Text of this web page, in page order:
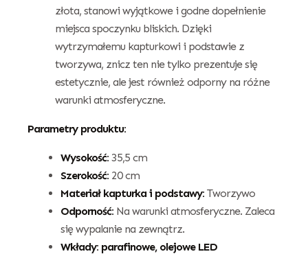
złota, stanowi wyjątkowe i godne dopełnienie
miejsca spoczynku bliskich. Dzięki
wytrzymałemu kapturkowi i podstawie z
tworzywa, znicz ten nie tylko prezentuje się
estetycznie, ale jest również odporny na różne
warunki atmosferyczne.
Parametry produktu:
Wysokość: 35,5 cm
Szerokość: 20 cm
Materiał kapturka i podstawy: Tworzywo
Odporność: Na warunki atmosferyczne. Zaleca
się wypalanie na zewnątrz.
Wkłady: parafinowe, olejowe LED